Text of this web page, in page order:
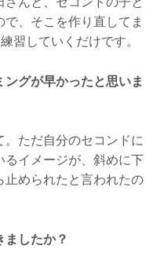
、そこを作り直してま
習していくだけです。
グが早かったと思いま
ただ自分のセコンドに
るイメージが、斜めに下
止められたと言われたの
ましたか？